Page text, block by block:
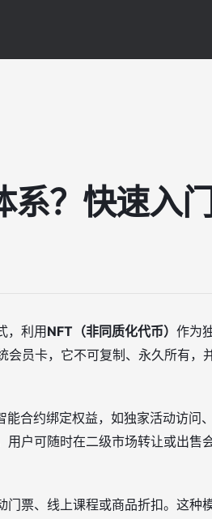
系？快速入
，利用 NFT（非同质化代币） 作为
员卡，它不可复制、永久所有，
合约绑定权益，如独家活动访问
户可随时在二级市场转让或出售
票、线上课程或商品折扣。这种